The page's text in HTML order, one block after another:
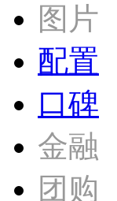
图片
配置
口碑
金融
团购